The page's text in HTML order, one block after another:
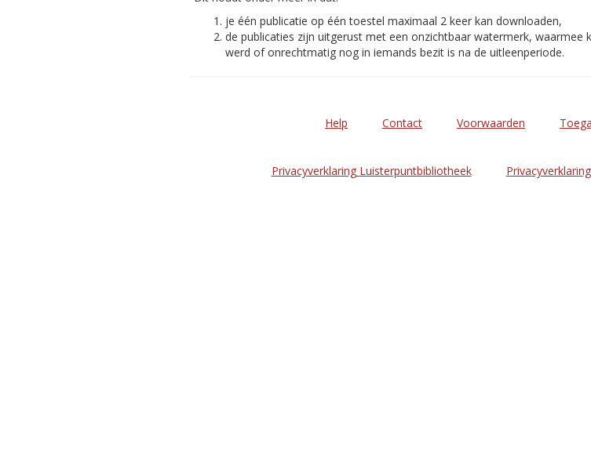
je één publicatie op één toestel maximaal 2 keer kan downloaden,
de publicaties zijn uitgerust met een onzichtbaar watermerk,
werd of onrechtmatig nog in iemands bezit is na de uitleenperiode.
Help Contact Voorwaarden
Privacyverklaring Luisterpuntbibliotheek